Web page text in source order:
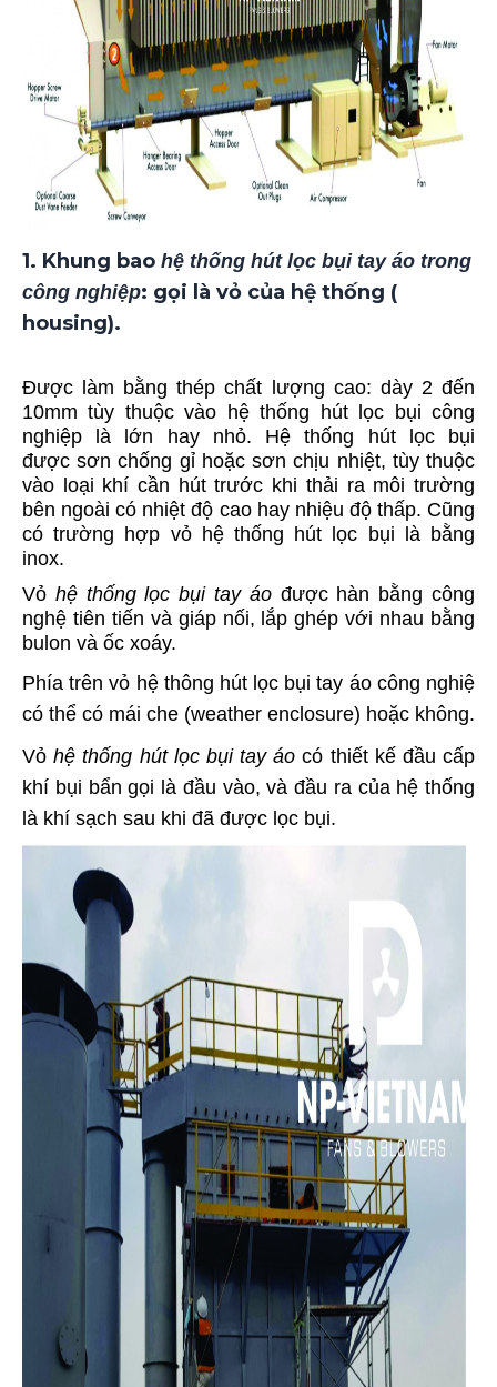
1. Khung bao hệ thống hút lọc bụi tay áo trong
công nghiệp: gọi là vỏ của hệ thống (
housing).
Được làm bằng thép chất lượng cao: dày 2 đến
10mm tùy thuộc vào hệ thống hút lọc bụi công
nghiệp là lớn hay nhỏ. Hệ thống hút lọc bụi
được sơn chống gỉ hoặc sơn chịu nhiệt, tùy thuộc
vào loại khí cần hút trước khi thải ra môi trường
bên ngoài có nhiệt độ cao hay nhiệu độ thấp. Cũng
có trường hợp vỏ hệ thống hút lọc bụi là bằng
inox.
Vỏ hệ thống lọc bụi tay áođược hàn bằng công
nghệ tiên tiến và giáp nối, lắp ghép với nhau bằng
bulon và ốc xoáy.
Phía trên vỏ hệ thông hút lọc bụi tay áo công nghiệ
có thể có mái che (weather enclosure) hoặc không.
Vỏhệ thống hút lọc bụi tay áocó thiết kế đầu cấp
khí bụi bẩn gọi là đầu vào, và đầu ra của hệ thống
là khí sạch sau khi đã được lọc bụi.